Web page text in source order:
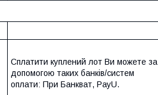
Сплатити куплений лот Ви можете за
допомогою таких банків/систем
оплати: При Банкват, PayU.